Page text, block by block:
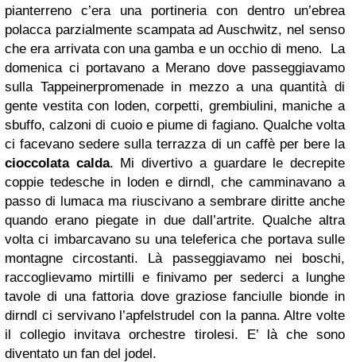
pianterreno c’era una portineria con dentro un’ebrea
polacca parzialmente scampata ad Auschwitz, nel senso
che era arrivata con una gamba e un occhio di meno. La
domenica ci portavano a Merano dove passeggiavamo
sulla Tappeinerpromenade in mezzo a una quantità di
gente vestita con loden, corpetti, grembiulini, maniche a
sbuffo, calzoni di cuoio e piume di fagiano. Qualche volta
ci facevano sedere sulla terrazza di un caffè per bere la
cioccolata calda. Mi divertivo a guardare le decrepite
coppie tedesche in loden e dirndl, che camminavano a
passo di lumaca ma riuscivano a sembrare diritte anche
quando erano piegate in due dall’artrite. Qualche altra
volta ci imbarcavano su una teleferica che portava sulle
montagne circostanti. Là passeggiavamo nei boschi,
raccoglievamo mirtilli e finivamo per sederci a lunghe
tavole di una fattoria dove graziose fanciulle bionde in
dirndl ci servivano l’apfelstrudel con la panna. Altre volte
il collegio invitava orchestre tirolesi. E’ là che sono
diventato un fan del jodel.